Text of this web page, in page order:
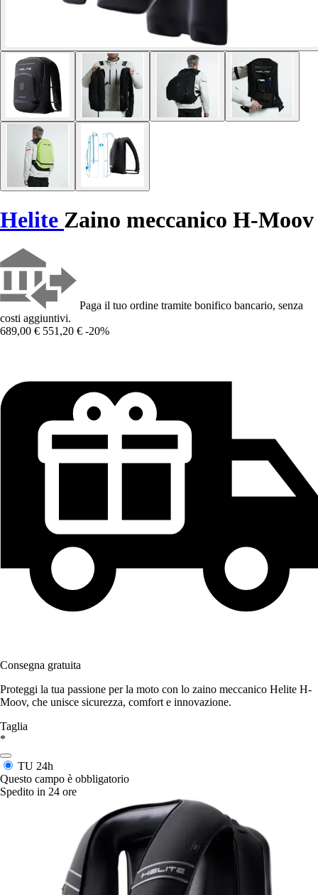
Helite Zaino meccanico H-Moov
Paga il tuo ordine tramite bonifico bancario, senza
costi aggiuntivi.
689,00 € 551,20 € -20%
Consegna gratuita
Proteggi la tua passione per la moto con lo zaino meccanico Helite H-
Moov, che unisce sicurezza, comfort e innovazione.
Taglia
*
TU 24h
Questo campo è obbligatorio
Spedito in 24 ore